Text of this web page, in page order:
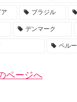
ブラジル
デンマーク
ペルー
ページへ